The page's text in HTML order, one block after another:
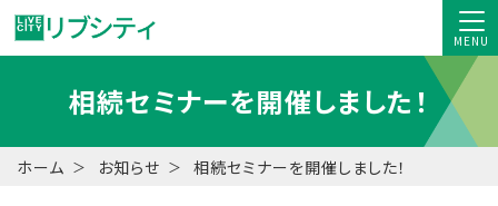
MENU
相続セミナーを開催しました！
ホーム お知らせ 相続セミナーを開催しました！